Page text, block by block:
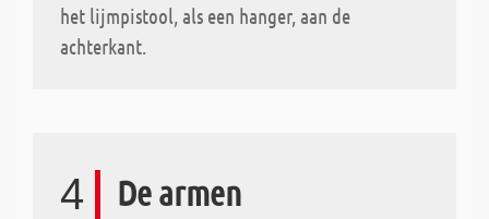
het lijmpistool, als een hanger, aan de
achterkant.
4 De armen